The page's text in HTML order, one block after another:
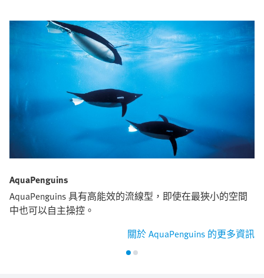
AquaPenguins
AquaPenguins 具有高能效的流線型，即使在最狹小的空間
中也可以自主操控。
關於 AquaPenguins 的更多資訊